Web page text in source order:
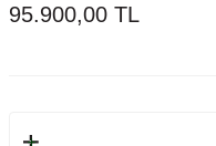
95.900,00 TL